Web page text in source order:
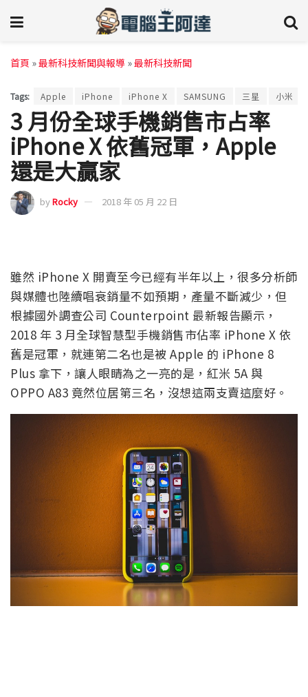
首頁 »最新科技新聞與報導 »最新科技新聞
Tags: Apple iPhone iPhone X SAMSUNG 三星 小米
3 月份全球手機銷售市占率
iPhone X 依舊冠軍，Apple
還是大贏家
byRocky 2018 年 05 月 22 日
雖然 iPhone X 開賣至今已經有半年以上，很多分析師
與媒體也陸續唱衰銷量不如預期，產量不斷減少，但
根據國外調查公司 Counterpoint 最新報告顯示，
2018 年 3 月全球智慧型手機銷售市佔率 iPhone X 依
舊是冠軍，就連第二名也是被 Apple 的 iPhone 8
Plus 拿下，讓人眼睛為之一亮的是，紅米 5A 與
OPPO A83 竟然位居第三名，沒想這兩支賣這麼好。